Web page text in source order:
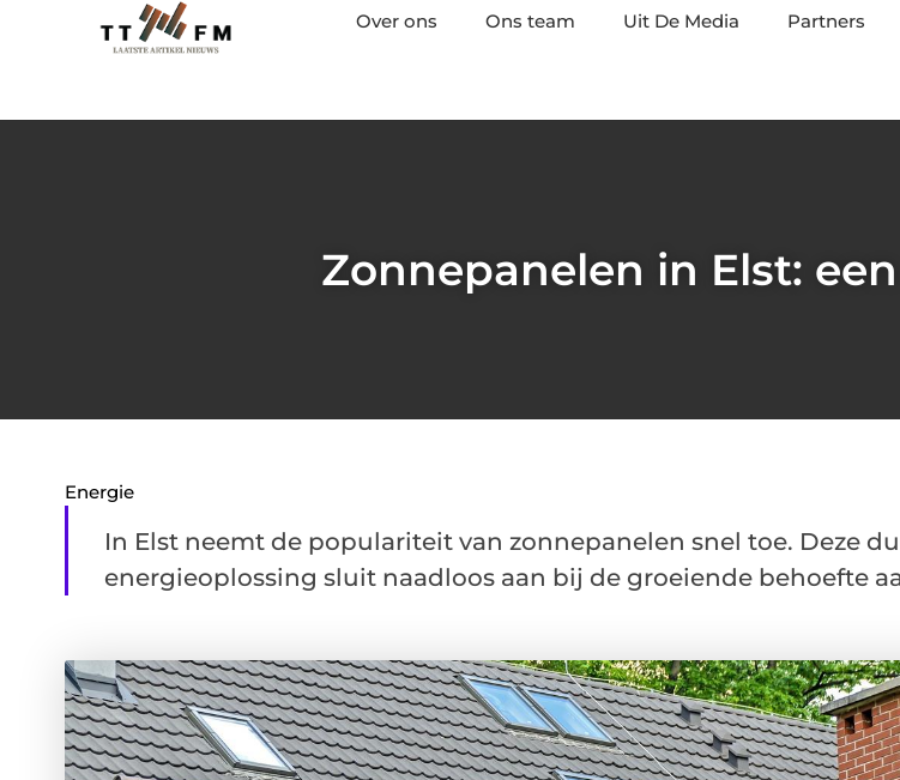
Over ons Ons team Uit De Media Partners
Zonnepanelen in Elst:
Energie
In Elst neemt de populariteit van zonnepanelen snel toe. Deze
energieoplossing sluit naadloos aan bij de groeiende behoefte